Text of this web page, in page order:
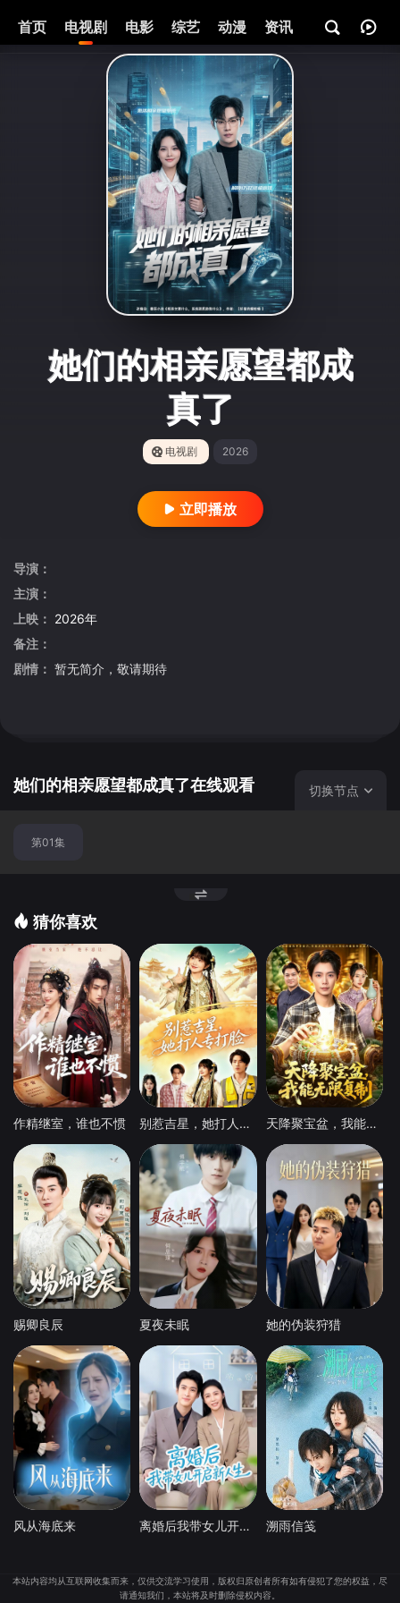
首页 电视剧 电影 综艺 动漫 资讯
她们的相亲愿望都成
真了
电视剧 2026
立即播放
导演：
主演：
上映： 2026年
备注：
剧情： 暂无简介，敬请期待
她们的相亲愿望都成真了在线观看 切换节点
第01集
猜你喜欢
作精继室，谁也不惯 别惹吉星，她打人专打脸 天降聚宝盆，我能无限复制
赐卿良辰 夏夜未眠 她的伪装狩猎
风从海底来 离婚后我带女儿开启新人生 溯雨信笺
本站内容均从互联网收集而来，仅供交流学习使用，版权归原创者所有如有侵犯了您的权益，尽
请通知我们，本站将及时删除侵权内容。